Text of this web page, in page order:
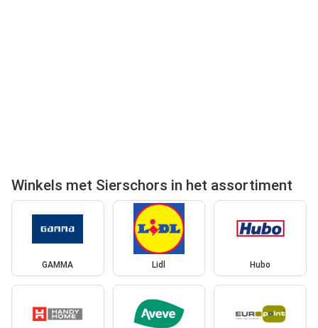
Winkels met Sierschors in het assortiment
GAMMA Lidl Hubo